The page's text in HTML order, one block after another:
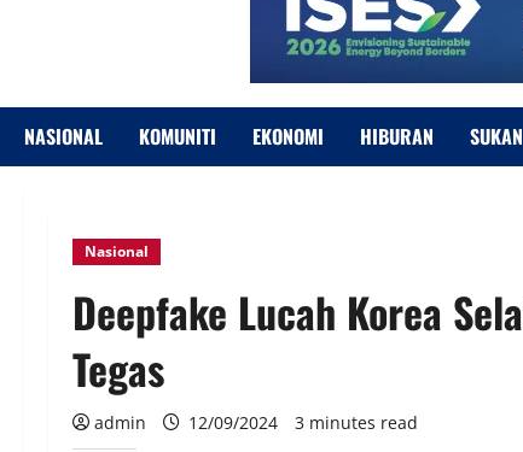
NASIONAL KOMUNITI EKONOMI HIBURAN SUKAN
Nasional
Deepfake Lucah Korea
Tegas
admin 12/09/2024 3 minutes read